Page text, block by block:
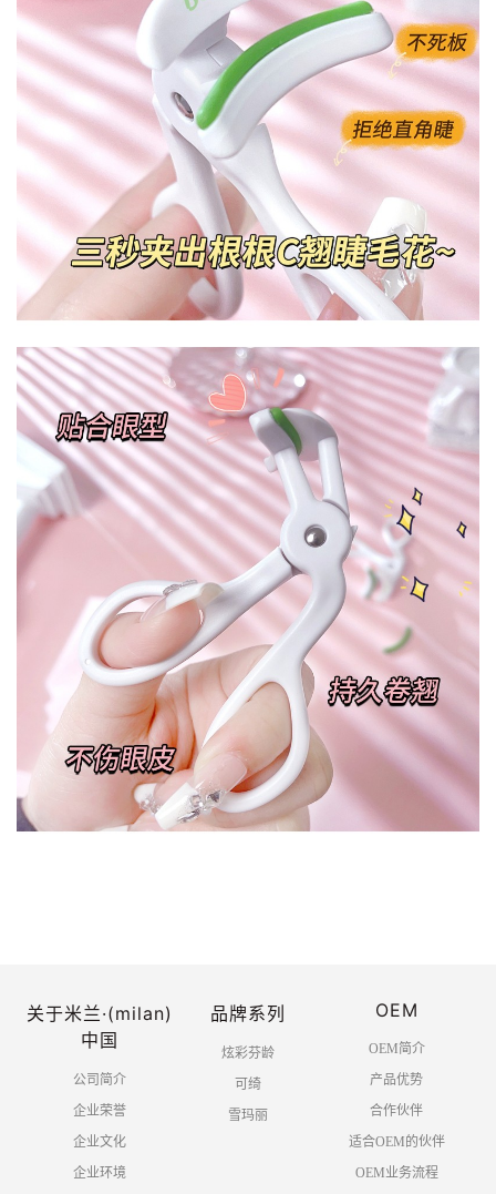
关于米兰·(milan)
中国
公司简介
企业荣誉
企业文化
企业环境
品牌系列
炫彩芬龄
可绮
雪玛丽
OEM
OEM简介
产品优势
合作伙伴
适合OEM的伙伴
OEM业务流程